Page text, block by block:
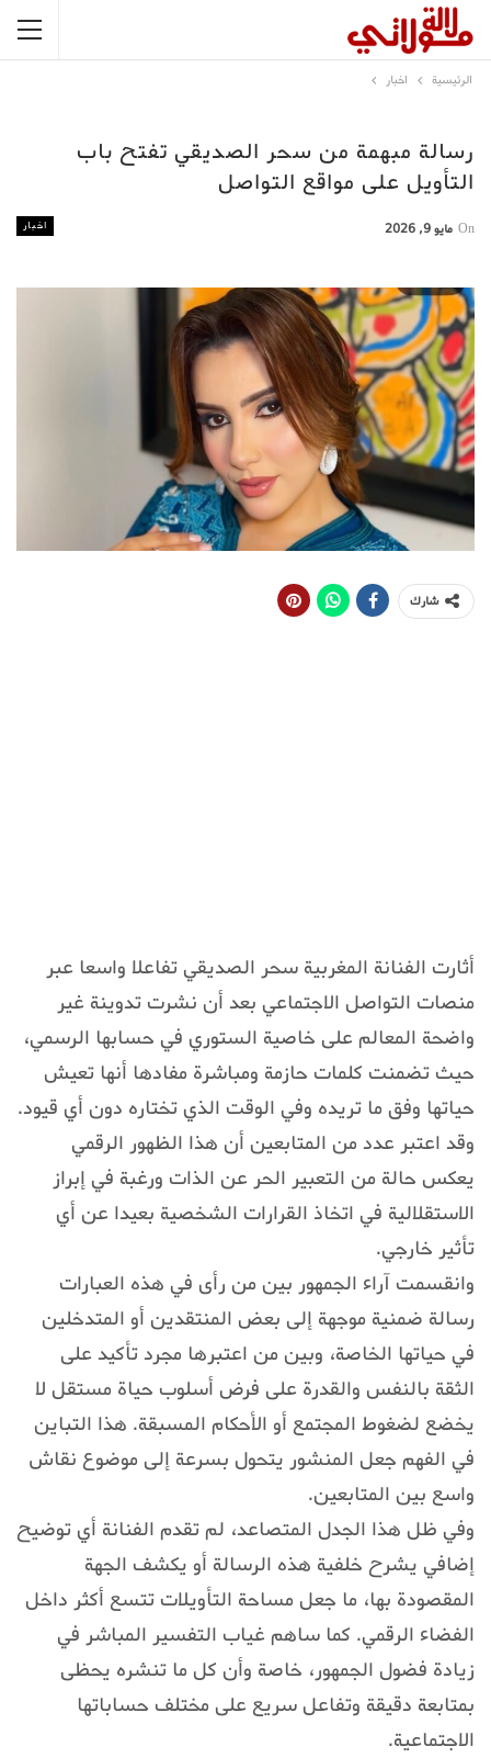
الرئيسية اخبار
رسالة مبهمة من سحر الصديقي تفتح باب
التأويل على مواقع التواصل
اخبار On مايو 9, 2026
شارك
أثارت الفنانة المغربية سحر الصديقي تفاعلا واسعا عبر
منصات التواصل الاجتماعي بعد أن نشرت تدوينة غير
واضحة المعالم على خاصية الستوري في حسابها الرسمي،
حيث تضمنت كلمات حازمة ومباشرة مفادها أنها تعيش
حياتها وفق ما تريده وفي الوقت الذي تختاره دون أي قيود.
وقد اعتبر عدد من المتابعين أن هذا الظهور الرقمي
يعكس حالة من التعبير الحر عن الذات ورغبة في إبراز
الاستقلالية في اتخاذ القرارات الشخصية بعيدا عن أي
تأثير خارجي.
وانقسمت آراء الجمهور بين من رأى في هذه العبارات
رسالة ضمنية موجهة إلى بعض المنتقدين أو المتدخلين
في حياتها الخاصة، وبين من اعتبرها مجرد تأكيد على
الثقة بالنفس والقدرة على فرض أسلوب حياة مستقل لا
يخضع لضغوط المجتمع أو الأحكام المسبقة. هذا التباين
في الفهم جعل المنشور يتحول بسرعة إلى موضوع نقاش
واسع بين المتابعين.
وفي ظل هذا الجدل المتصاعد، لم تقدم الفنانة أي توضيح
إضافي يشرح خلفية هذه الرسالة أو يكشف الجهة
المقصودة بها، ما جعل مساحة التأويلات تتسع أكثر داخل
الفضاء الرقمي. كما ساهم غياب التفسير المباشر في
زيادة فضول الجمهور، خاصة وأن كل ما تنشره يحظى
بمتابعة دقيقة وتفاعل سريع على مختلف حساباتها
الاجتماعية.